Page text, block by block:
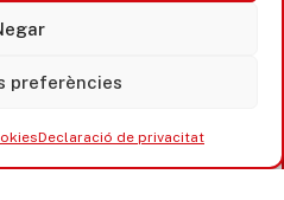
preferències
Declaració de privacitat
i cookies